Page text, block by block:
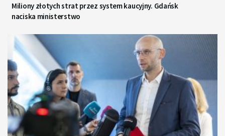
Miliony złotych strat przez system kaucyjny. Gdańsk
naciska ministerstwo